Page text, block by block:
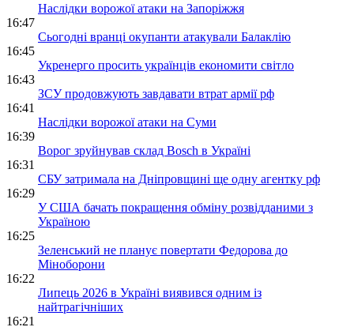
Наслідки ворожої атаки на Запоріжжя
16:47
Сьогодні вранці окупанти атакували Балаклію
16:45
Укренерго просить українців економити світло
16:43
ЗСУ продовжують завдавати втрат армії рф
16:41
Наслідки ворожої атаки на Суми
16:39
Ворог зруйнував склад Bosch в Україні
16:31
СБУ затримала на Дніпровщині ще одну агентку рф
16:29
У США бачать покращення обміну розвідданими з
Україною
16:25
Зеленський не планує повертати Федорова до
Міноборони
16:22
Липець 2026 в Україні виявився одним із
найтрагічніших
16:21